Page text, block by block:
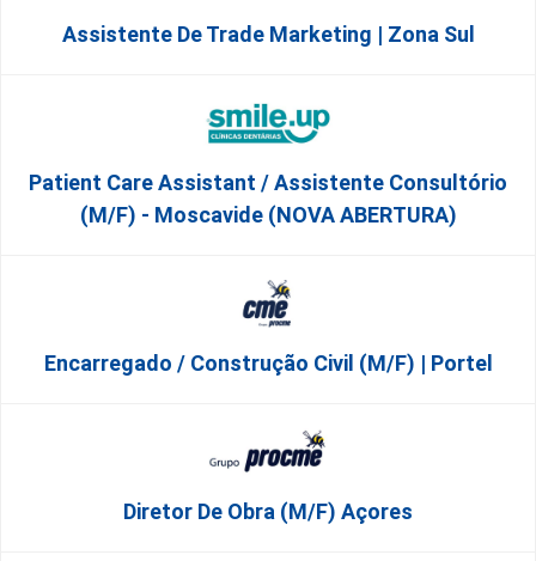
Assistente De Trade Marketing | Zona Sul
Patient Care Assistant / Assistente Consultório
(M/F) - Moscavide (NOVA ABERTURA)
Encarregado / Construção Civil (m/f) | Portel
Diretor De Obra (m/f) Açores